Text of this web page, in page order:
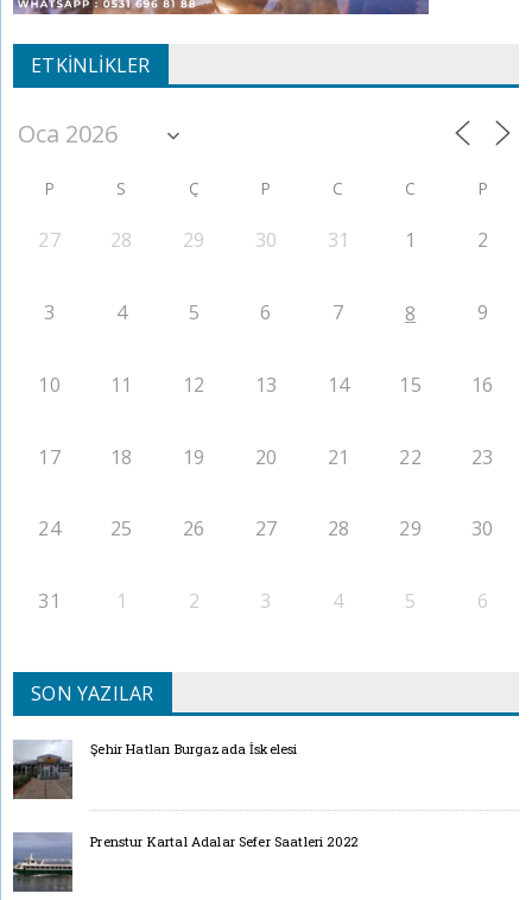
ETKINLIKLER
P S Ç P C C P
27 28 29 30 31 1 2
3 4 5 6 7 8 9
10 11 12 13 14 15 16
17 18 19 20 21 22 23
24 25 26 27 28 29 30
31 1 2 3 4 5 6
SON YAZILAR
Şehir Hatları Burgazada İskelesi
Prenstur Kartal Adalar Sefer Saatleri 2022